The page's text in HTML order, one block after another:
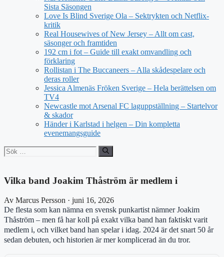
Sista Säsongen
Love Is Blind Sverige Ola – Sektrykten och Netflix-
kritik
Real Housewives of New Jersey – Allt om cast,
säsonger och framtiden
192 cm i fot – Guide till exakt omvandling och
förklaring
Rollistan i The Buccaneers – Alla skådespelare och
deras roller
Jessica Almenäs Fröken Sverige – Hela berättelsen om
TV4
Newcastle mot Arsenal FC laguppställning – Startelvor
& skador
Händer i Karlstad i helgen – Din kompletta
evenemangsguide
Sök
efter:
Vilka band Joakim Thåström är medlem i
Av Marcus Persson · juni 16, 2026
De flesta som kan nämna en svensk punkartist nämner Joakim
Thåström – men få har koll på exakt vilka band han faktiskt varit
medlem i, och vilket band han spelar i idag. 2024 är det snart 50 år
sedan debuten, och historien är mer komplicerad än du tror.